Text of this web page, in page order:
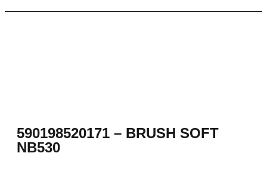
590198520171 – BRUSH SOFT
NB530